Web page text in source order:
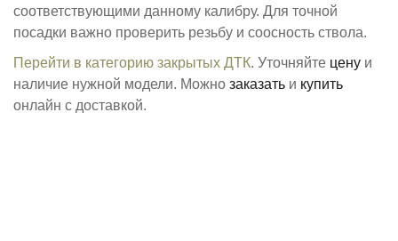
соответствующими данному калибру. Для точной
посадки важно проверить резьбу и соосность ствола.
Перейти в категорию закрытых ДТК. Уточняйте цену и
наличие нужной модели. Можно заказать и купить
онлайн с доставкой.